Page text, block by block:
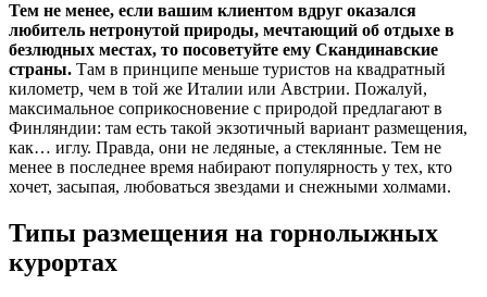
Тем не менее, если вашим клиентом вдруг оказался
любитель нетронутой природы, мечтающий об отдыхе в
безлюдных местах, то посоветуйте ему Скандинавские
страны. Там в принципе меньше туристов на квадратный
километр, чем в той же Италии или Австрии. Пожалуй,
максимальное соприкосновение с природой предлагают в
Финляндии: там есть такой экзотичный вариант размещения,
как… иглу. Правда, они не ледяные, а стеклянные. Тем не
менее в последнее время набирают популярность у тех, кто
хочет, засыпая, любоваться звездами и снежными холмами.
Типы размещения на горнолыжных
курортах